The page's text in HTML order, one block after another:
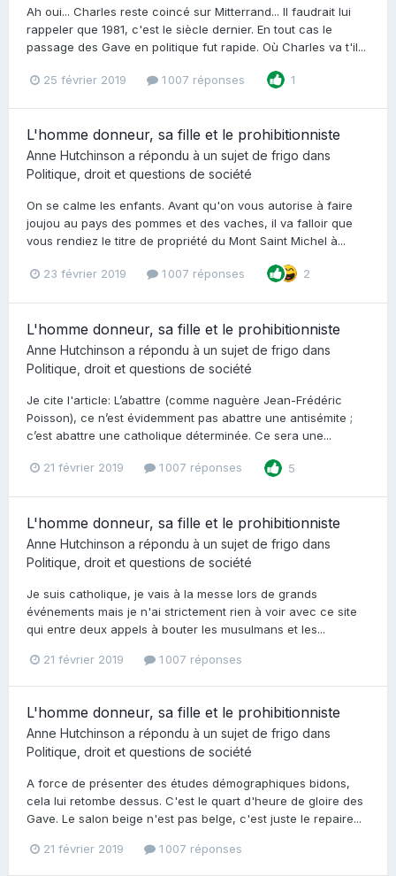
Ah oui... Charles reste coincé sur Mitterrand... Il faudrait lui
rappeler que 1981, c'est le siècle dernier. En tout cas le
passage des Gave en politique fut rapide. Où Charles va t'il...
25 février 2019 1 007 réponses 1
L'homme donneur, sa fille et le prohibitionniste
Anne Hutchinson a répondu à un sujet de frigo dans
Politique, droit et questions de société
On se calme les enfants. Avant qu'on vous autorise à faire
joujou au pays des pommes et des vaches, il va falloir que
vous rendiez le titre de propriété du Mont Saint Michel à...
23 février 2019 1 007 réponses 2
L'homme donneur, sa fille et le prohibitionniste
Anne Hutchinson a répondu à un sujet de frigo dans
Politique, droit et questions de société
Je cite l'article: L’abattre (comme naguère Jean-Frédéric
Poisson), ce n’est évidemment pas abattre une antisémite ;
c’est abattre une catholique déterminée. Ce sera une...
21 février 2019 1 007 réponses 5
L'homme donneur, sa fille et le prohibitionniste
Anne Hutchinson a répondu à un sujet de frigo dans
Politique, droit et questions de société
Je suis catholique, je vais à la messe lors de grands
événements mais je n'ai strictement rien à voir avec ce site
qui entre deux appels à bouter les musulmans et les...
21 février 2019 1 007 réponses
L'homme donneur, sa fille et le prohibitionniste
Anne Hutchinson a répondu à un sujet de frigo dans
Politique, droit et questions de société
A force de présenter des études démographiques bidons,
cela lui retombe dessus. C'est le quart d'heure de gloire des
Gave. Le salon beige n'est pas belge, c'est juste le repaire...
21 février 2019 1 007 réponses